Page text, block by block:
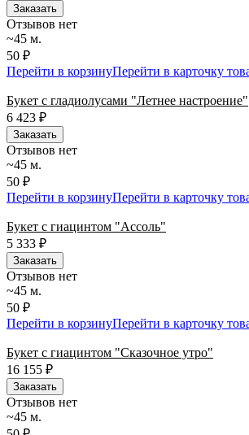
Заказать
Отзывов нет
~45 м.
50 ₽
Перейти в корзинуПерейти в карточку
Букет с гладиолусами "Летнее настроение"
6 423 ₽
Заказать
Отзывов нет
~45 м.
50 ₽
Перейти в корзинуПерейти в карточку
Букет с гиацинтом "Ассоль"
5 333 ₽
Заказать
Отзывов нет
~45 м.
50 ₽
Перейти в корзинуПерейти в карточку
Букет с гиацинтом "Сказочное утро"
16 155 ₽
Заказать
Отзывов нет
~45 м.